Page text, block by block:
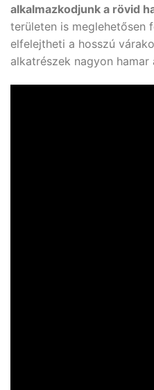
alkalmazkodjunk a rövid
területen is meglehetősen
elfelejtheti a hosszú
alkatrészek nagyon hamar